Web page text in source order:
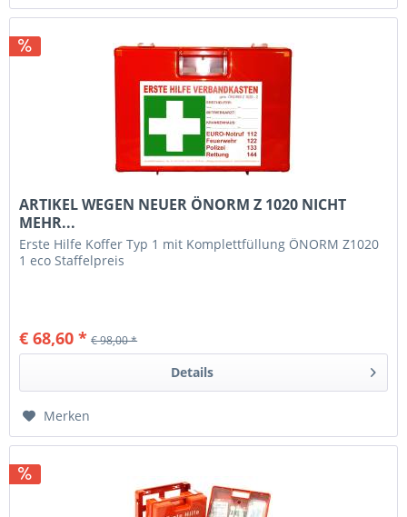
ARTIKEL WEGEN NEUER ÖNORM Z 1020 NICHT
MEHR...
Erste Hilfe Koffer Typ 1 mit Komplettfüllung ÖNORM Z1020
1 eco Staffelpreis
€ 68,60 * € 98,00 *
Details
Merken